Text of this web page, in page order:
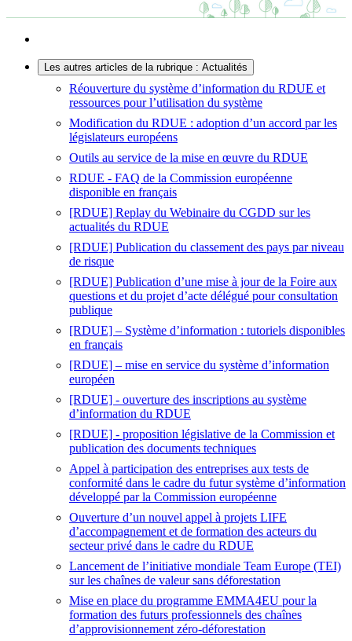
Les autres articles de la rubrique : Actualités
Réouverture du système d’information du RDUE et
ressources pour l’utilisation du système
Modification du RDUE : adoption d’un accord par les
législateurs européens
Outils au service de la mise en œuvre du RDUE
RDUE - FAQ de la Commission européenne
disponible en français
[RDUE] Replay du Webinaire du CGDD sur les
actualités du RDUE
[RDUE] Publication du classement des pays par niveau
de risque
[RDUE] Publication d’une mise à jour de la Foire aux
questions et du projet d’acte délégué pour consultation
publique
[RDUE] – Système d’information : tutoriels disponibles
en français
[RDUE] – mise en service du système d’information
européen
[RDUE] - ouverture des inscriptions au système
d’information du RDUE
[RDUE] - proposition législative de la Commission et
publication des documents techniques
Appel à participation des entreprises aux tests de
conformité dans le cadre du futur système d’information
développé par la Commission européenne
Ouverture d’un nouvel appel à projets LIFE
d’accompagnement et de formation des acteurs du
secteur privé dans le cadre du RDUE
Lancement de l’initiative mondiale Team Europe (TEI)
sur les chaînes de valeur sans déforestation
Mise en place du programme EMMA4EU pour la
formation des futurs professionnels des chaînes
d’approvisionnement zéro-déforestation